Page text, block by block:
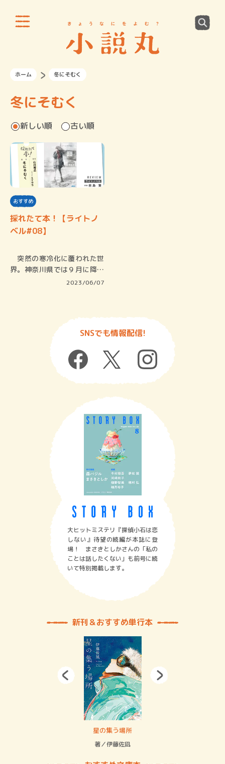
ホーム 冬にそむく
冬にそむく
新しい順 古い順
おすすめ
採れたて本！【ライトノ
ベル#08】
突然の寒冷化に覆われた世
界。神奈川県では９月に降り
2023/06/07
SNSでも情報配信!
大ヒットミステリ『探偵小石は恋
しない』待望の続編が本誌に登
場！ まさきとしかさんの「私の
ことは話したくない」も前号に続
いて特別掲載します。
新刊＆おすすめ単行本
星の集う場所
著／伊藤佐凪